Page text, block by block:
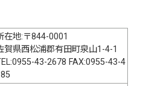
在地:〒844-0001
賀県西松浦郡有田町泉山1-4-1
43-2678 FAX:0955-43-4